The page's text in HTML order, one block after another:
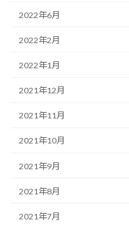
2022年6月
2022年2月
2022年1月
2021年12月
2021年11月
2021年10月
2021年9月
2021年8月
2021年7月